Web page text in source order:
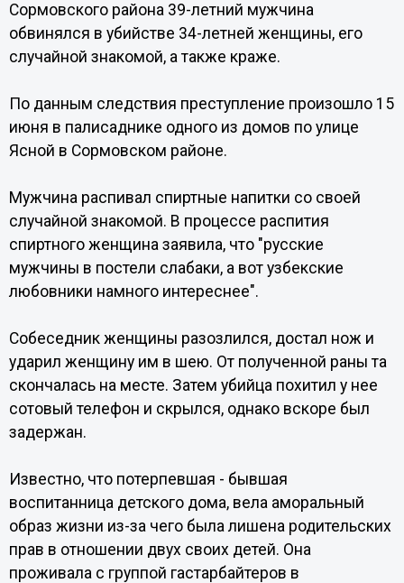
Сормовского района 39-летний мужчина
обвинялся в убийстве 34-летней женщины, его
случайной знакомой, а также краже.
По данным следствия преступление произошло 15
июня в палисаднике одного из домов по улице
Ясной в Сормовском районе.
Мужчина распивал спиртные напитки со своей
случайной знакомой. В процессе распития
спиртного женщина заявила, что "русские
мужчины в постели слабаки, а вот узбекские
любовники намного интереснее".
Собеседник женщины разозлился, достал нож и
ударил женщину им в шею. От полученной раны та
скончалась на месте. Затем убийца похитил у нее
сотовый телефон и скрылся, однако вскоре был
задержан.
Известно, что потерпевшая - бывшая
воспитанница детского дома, вела аморальный
образ жизни из-за чего была лишена родительских
прав в отношении двух своих детей. Она
проживала с группой гастарбайтеров в